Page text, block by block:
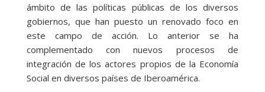
ámbito de las políticas públicas de los diversos
gobiernos, que han puesto un renovado foco en
este campo de acción. Lo anterior se ha
complementado con nuevos procesos de
integración de los actores propios de la Economía
Social en diversos países de Iberoamérica.